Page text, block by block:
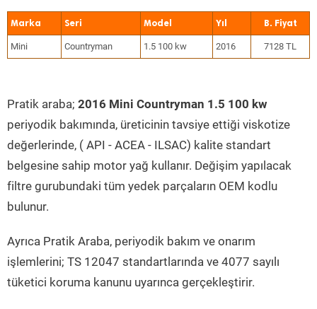
Marka Seri Model Yıl
Mini Countryman 1.5 100 kw 2016 7128 TL
Pratik araba; 2016 Mini Countryman 1.5 100 kw
periyodik bakımında, üreticinin tavsiye ettiği viskotize
değerlerinde, ( API - ACEA - ILSAC) kalite standart
belgesine sahip motor yağ kullanır. Değişim yapılacak
filtre gurubundaki tüm yedek parçaların OEM kodlu
bulunur.
Ayrıca Pratik Araba, periyodik bakım ve onarım
işlemlerini; TS 12047 standartlarında ve 4077 sayılı
tüketici koruma kanunu uyarınca gerçekleştirir.